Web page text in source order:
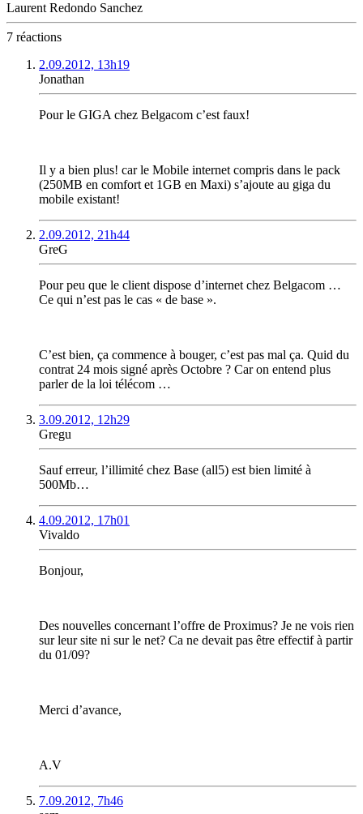
Laurent Redondo Sanchez
7 réactions
2.09.2012, 13h19
Jonathan
Pour le GIGA chez Belgacom c’est faux!
Il y a bien plus! car le Mobile internet compris dans le pack
(250MB en comfort et 1GB en Maxi) s’ajoute au giga du
mobile existant!
2.09.2012, 21h44
GreG
Pour peu que le client dispose d’internet chez Belgacom …
Ce qui n’est pas le cas « de base ».
C’est bien, ça commence à bouger, c’est pas mal ça. Quid du
contrat 24 mois signé après Octobre ? Car on entend plus
parler de la loi télécom …
3.09.2012, 12h29
Gregu
Sauf erreur, l’illimité chez Base (all5) est bien limité à
500Mb…
4.09.2012, 17h01
Vivaldo
Bonjour,
Des nouvelles concernant l’offre de Proximus? Je ne vois rien
sur leur site ni sur le net? Ca ne devait pas être effectif à partir
du 01/09?
Merci d’avance,
A.V
7.09.2012, 7h46